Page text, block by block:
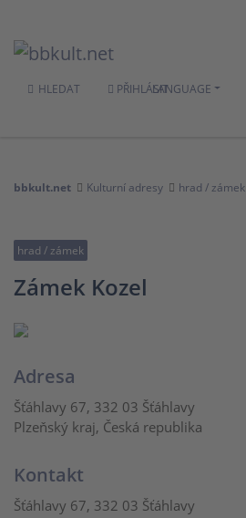
HLEDAT PŘIHLÁSITLANGUAGE
bbkult.net Kulturní adresy hrad / zámek
hrad / zámek
Zámek Kozel
Adresa
Šťáhlavy 67, 332 03 Šťáhlavy
Plzeňský kraj, Česká republika
Kontakt
Šťáhlavy 67, 332 03 Šťáhlavy